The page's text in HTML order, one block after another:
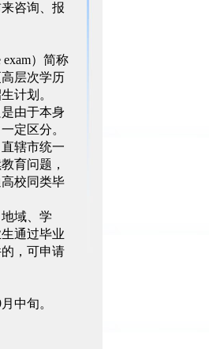
咨询、报
exam）简称
层次学历
计划。
由于本身
定区分。
辖市统一
育问题，
校同类毕
域、学
通过毕业
，可申请
中旬。